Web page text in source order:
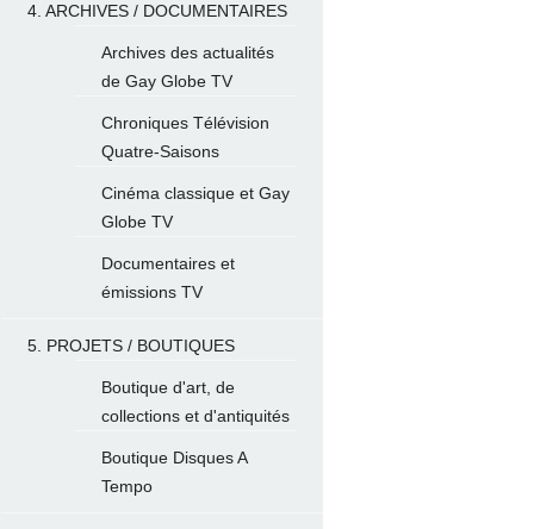
4. ARCHIVES / DOCUMENTAIRES
Archives des actualités
de Gay Globe TV
Chroniques Télévision
Quatre-Saisons
Cinéma classique et Gay
Globe TV
Documentaires et
émissions TV
5. PROJETS / BOUTIQUES
Boutique d'art, de
collections et d'antiquités
Boutique Disques A
Tempo